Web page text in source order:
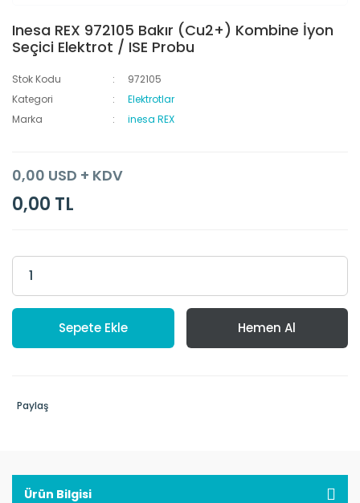
Inesa REX 972105 Bakır (Cu2+) Kombine İyon
Seçici Elektrot / ISE Probu
Stok Kodu
972105
Kategori
Elektrotlar
Marka
inesa REX
0,00 USD + KDV
0,00 TL
Sepete Ekle Hemen Al
Paylaş
Ürün Bilgisi